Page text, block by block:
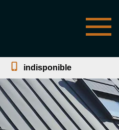
indisponible